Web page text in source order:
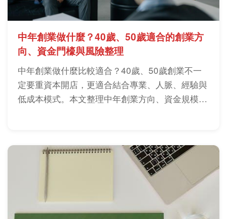
中年創業做什麼？40歲、50歲適合的創業方
向、資金門檺與風險整理
中年創業做什麼比較適合？40歲、50歲創業不一
定要重資本開店，更適合結合專業、人脈、經驗與
低成本模式。本文整理中年創業方向、資金規模、